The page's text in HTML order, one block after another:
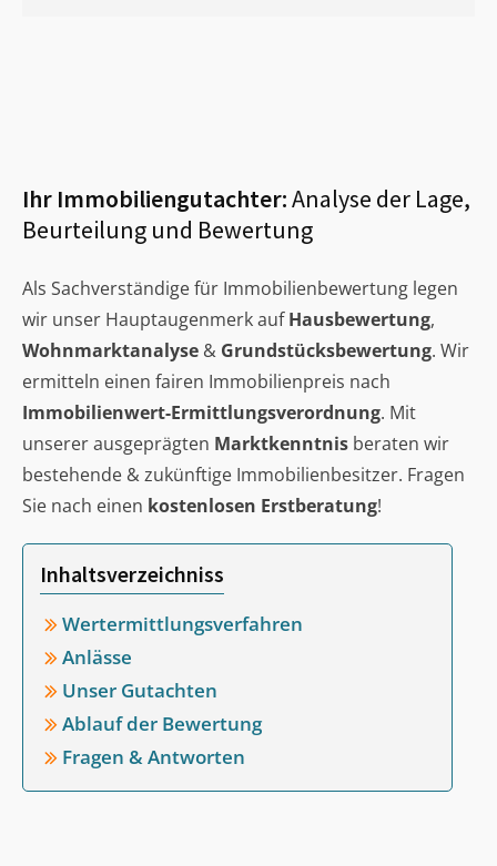
Ihr Immobiliengutachter:Analyse der Lage,
Beurteilung und Bewertung
Als Sachverständige für Immobilienbewertung legen
wir unser Hauptaugenmerk aufHausbewertung,
Wohnmarktanalyse & Grundstücksbewertung. Wir
ermitteln einen fairen Immobilienpreis nach
Immobilienwert-Ermittlungsverordnung. Mit
unserer ausgeprägten Marktkenntnis beraten wir
bestehende & zukünftige Immobilienbesitzer. Fragen
Sie nach einen kostenlosen Erstberatung!
Inhaltsverzeichniss
Wertermittlungsverfahren
Anlässe
Unser Gutachten
Ablauf der Bewertung
Fragen & Antworten